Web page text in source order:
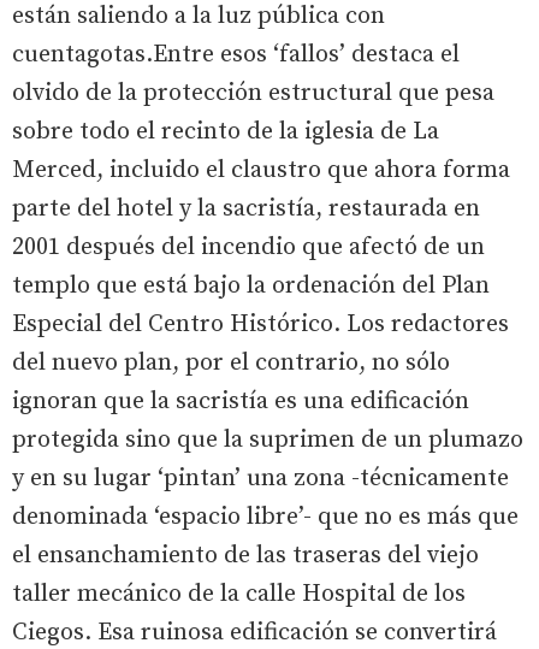
están saliendo a la luz pública con
cuentagotas.Entre esos ‘fallos’ destaca el
olvido de la protección estructural que pesa
sobre todo el recinto de la iglesia de La
Merced, incluido el claustro que ahora forma
parte del hotel y la sacristía, restaurada en
2001 después del incendio que afectó de un
templo que está bajo la ordenación del Plan
Especial del Centro Histórico. Los redactores
del nuevo plan, por el contrario, no sólo
ignoran que la sacristía es una edificación
protegida sino que la suprimen de un plumazo
y en su lugar ‘pintan’ una zona -técnicamente
denominada ‘espacio libre’- que no es más que
el ensanchamiento de las traseras del viejo
taller mecánico de la calle Hospital de los
Ciegos. Esa ruinosa edificación se convertirá